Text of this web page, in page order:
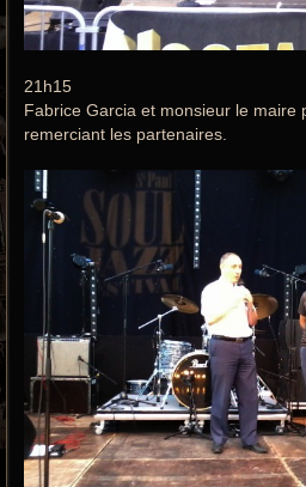
21h15
Fabrice Garcia et monsieur le maire
remerciant les partenaires.